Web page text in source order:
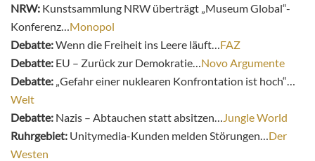
NRW: Kunstsammlung NRW überträgt „Museum Global“-
Konferenz… Monopol
Debatte:Wenn die Freiheit ins Leere läuft… FAZ
Debatte: EU – Zurück zur Demokratie… Novo Argumente
Debatte: „Gefahr einer nuklearen Konfrontation ist hoch“…
Welt
Debatte: Nazis – Abtauchen statt absitzen…
Jungle World
Ruhrgebiet: Unitymedia-Kunden melden Störungen… Der
Westen